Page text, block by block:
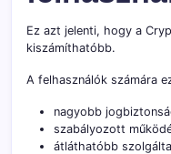
Ez azt jelenti, hogy a
kiszámíthatóbb.
A felhasználók számára
nagyobb
szabályozott
átláthatóbb